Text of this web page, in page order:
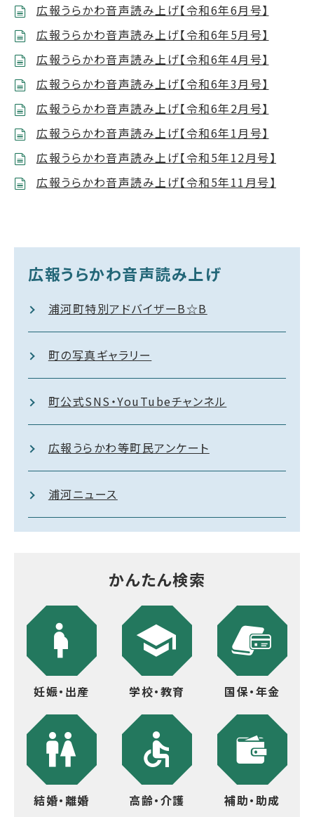
広報うらかわ音声読み上げ【令和6年6月号】
広報うらかわ音声読み上げ【令和6年5月号】
広報うらかわ音声読み上げ【令和6年4月号】
広報うらかわ音声読み上げ【令和6年3月号】
広報うらかわ音声読み上げ【令和6年2月号】
広報うらかわ音声読み上げ【令和6年1月号】
広報うらかわ音声読み上げ【令和5年12月号】
広報うらかわ音声読み上げ【令和5年11月号】
広報うらかわ音声読み上げ
浦河町特別アドバイザーB☆B
町の写真ギャラリー
町公式SNS・YouTubeチャンネル
広報うらかわ等町民アンケート
浦河ニュース
かんたん検索
妊娠・出産 学校・教育 国保・年金
結婚・離婚 高齢・介護 補助・助成